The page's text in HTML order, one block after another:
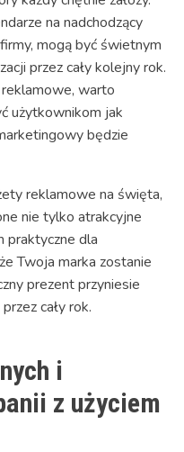
na nadchodzący
mogą być świetnym
przez cały kolejny rok.
warto
użytkownikom jak
będzie
reklamowe na święta,
nie tylko atrakcyjne
praktyczne dla
Twoja marka zostanie
prezent przyniesie
cały rok.
i
z użyciem